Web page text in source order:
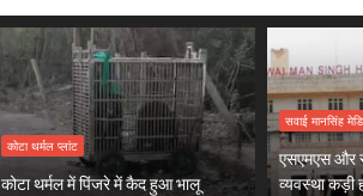
कोटा थर्मल प्लांट
कोटा थर्मल में पिंजरे में कैद हुआ भालू
सवाई मानसिंह
एसएमएस और
व्यवस्था कड़ी